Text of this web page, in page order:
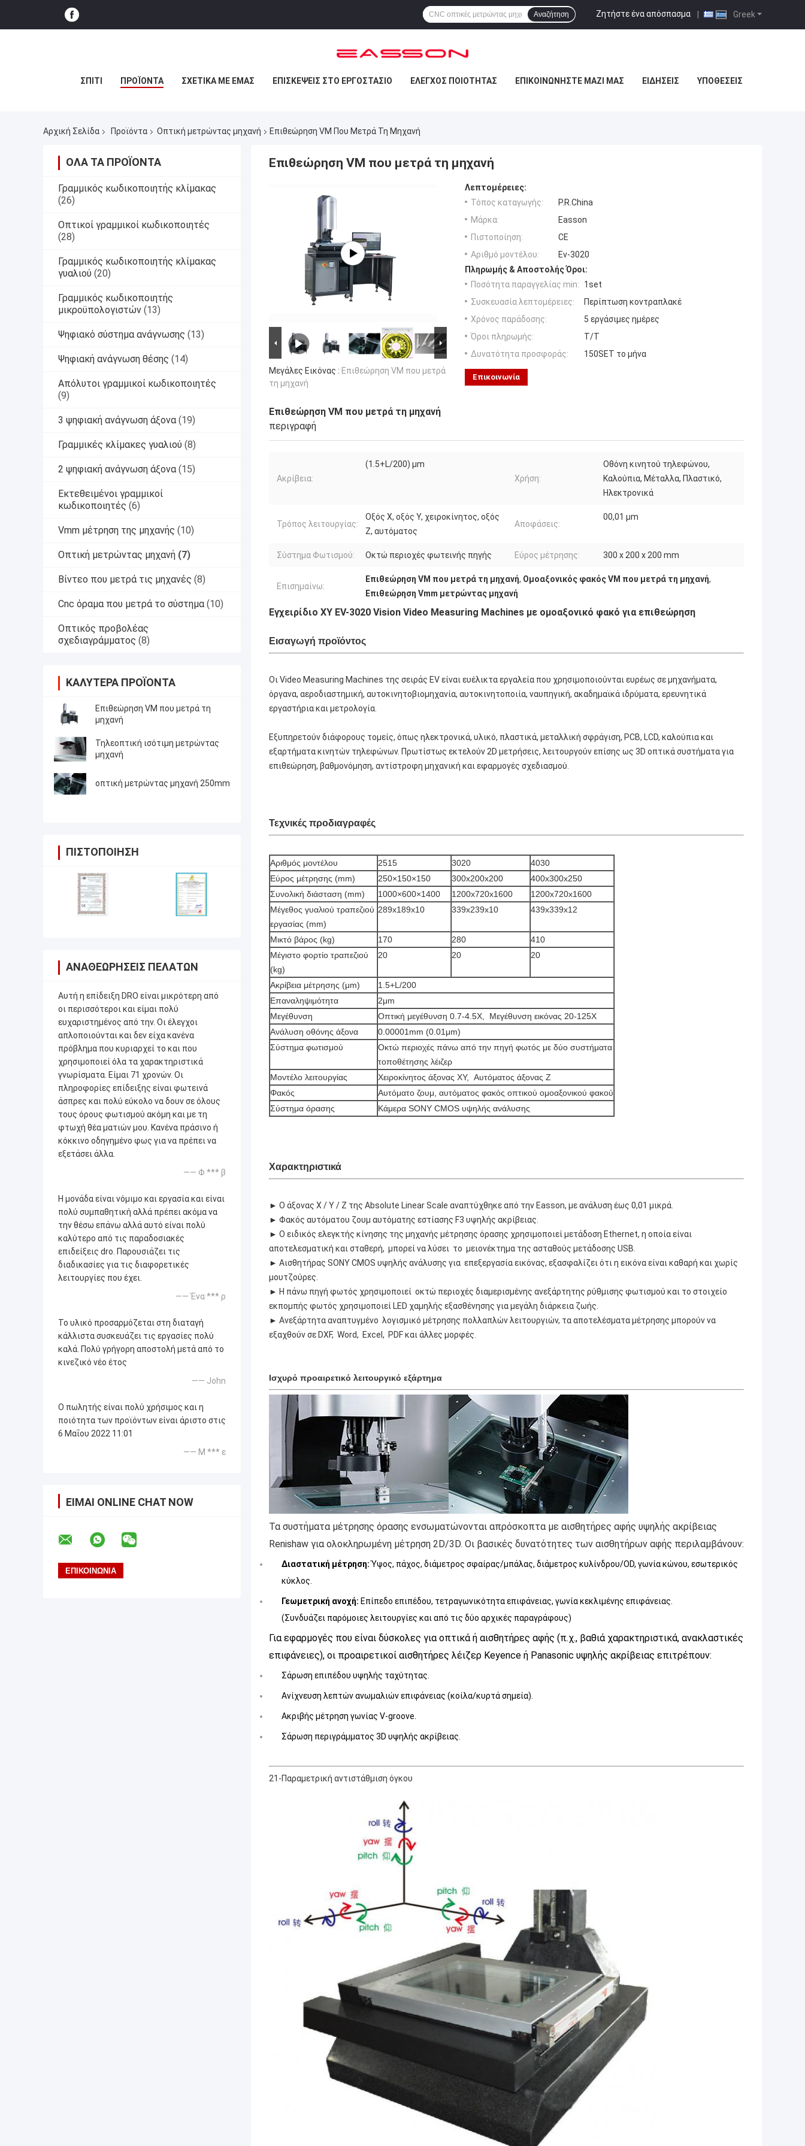
Greek
Ζητήστε ένα απόσπασμα |
Αναζήτηση
ΣΠΊΤΙ ΠΡΟΪΌΝΤΑ ΣΧΕΤΙΚΆ ΜΕ ΕΜΆΣ ΕΠΙΣΚΈΨΕΙΣ ΣΤΟ ΕΡΓΟΣΤΆΣΙΟ ΈΛΕΓΧΟΣ ΠΟΙΌΤΗΤΑΣ ΕΠΙΚΟΙΝΩΝΉΣΤΕ ΜΑΖΊ ΜΑΣ ΕΙΔΉΣΕΙΣ ΥΠΟΘΈΣΕΙΣ
Αρχική Σελίδα Προϊόντα Οπτική μετρώντας μηχανή Επιθεώρηση VM Που Μετρά Τη Μηχανή
ΌΛΑ ΤΑ ΠΡΟΪΌΝΤΑ
Γραμμικός κωδικοποιητής κλίμακας
(26)
Οπτικοί γραμμικοί κωδικοποιητές
(28)
Γραμμικός κωδικοποιητής κλίμακας
γυαλιού (20)
Γραμμικός κωδικοποιητής
μικροϋπολογιστών (13)
Ψηφιακό σύστημα ανάγνωσης (13)
Ψηφιακή ανάγνωση θέσης (14)
Απόλυτοι γραμμικοί κωδικοποιητές
(9)
3 ψηφιακή ανάγνωση άξονα (19)
Γραμμικές κλίμακες γυαλιού (8)
2 ψηφιακή ανάγνωση άξονα (15)
Εκτεθειμένοι γραμμικοί
κωδικοποιητές (6)
Vmm μέτρηση της μηχανής (10)
Οπτική μετρώντας μηχανή (7)
Βίντεο που μετρά τις μηχανές (8)
Cnc όραμα που μετρά το σύστημα (10)
Οπτικός προβολέας
σχεδιαγράμματος (8)
ΚΑΛΎΤΕΡΑ ΠΡΟΪΌΝΤΑ
Επιθεώρηση VM που μετρά τη
μηχανή
Τηλεοπτική ισότιμη μετρώντας
μηχανή
οπτική μετρώντας μηχανή 250mm
ΠΙΣΤΟΠΟΊΗΣΗ
ΑΝΑΘΕΩΡΉΣΕΙΣ ΠΕΛΑΤΏΝ
Αυτή η επίδειξη DRO είναι μικρότερη από
οι περισσότεροι και είμαι πολύ
ευχαριστημένος από την. Οι έλεγχοι
απλοποιούνται και δεν είχα κανένα
πρόβλημα που κυριαρχεί το και που
χρησιμοποιεί όλα τα χαρακτηριστικά
γνωρίσματα. Είμαι 71 χρονών. Οι
πληροφορίες επίδειξης είναι φωτεινά
άσπρες και πολύ εύκολο να δουν σε όλους
τους όρους φωτισμού ακόμη και με τη
φτωχή θέα ματιών μου. Κανένα πράσινο ή
κόκκινο οδηγημένο φως για να πρέπει να
εξετάσει άλλα.
—— Φ *** β
Η μονάδα είναι νόμιμο και εργασία και είναι
πολύ συμπαθητική αλλά πρέπει ακόμα να
την θέσω επάνω αλλά αυτό είναι πολύ
καλύτερο από τις παραδοσιακές
επιδείξεις dro. Παρουσιάζει τις
διαδικασίες για τις διαφορετικές
λειτουργίες που έχει.
—— Ένα *** ρ
Το υλικό προσαρμόζεται στη διαταγή
κάλλιστα συσκευάζει τις εργασίες πολύ
καλά. Πολύ γρήγορη αποστολή μετά από το
κινεζικό νέο έτος
—— John
Ο πωλητής είναι πολύ χρήσιμος και η
ποιότητα των προϊόντων είναι άριστο στις
6 Μαΐου 2022 11:01
—— Μ *** ε
ΕΊΜΑΙ ONLINE CHAT NOW
Επιθεώρηση VM που μετρά τη μηχανή
Μεγάλες Εικόνας : Επιθεώρηση VM που μετρά
τη μηχανή
Λεπτομέρειες:
Τόπος καταγωγής:
P.R.China
Μάρκα:
Easson
Πιστοποίηση:
CE
Αριθμό μοντέλου:
Ev-3020
Πληρωμής & Αποστολής Όροι:
Ποσότητα παραγγελίας min:
1set
Συσκευασία λεπτομέρειες:
Περίπτωση κοντραπλακέ
Χρόνος παράδοσης:
5 εργάσιμες ημέρες
Όροι πληρωμής:
T/T
Δυνατότητα προσφοράς:
150SET το μήνα
Επικοινωνία
Επιθεώρηση VM που μετρά τη μηχανή
περιγραφή
Ακρίβεια:
(1.5+L/200) μm
Χρήση:
Οθόνη κινητού τηλεφώνου,
Καλούπια, Μέταλλα, Πλαστικό,
Ηλεκτρονικά
Τρόπος λειτουργίας:
Οξός X, οξός Y, χειροκίνητος, οξός
Z, αυτόματος
Αποφάσεις:
00,01 μm
Σύστημα Φωτισμού: Οκτώ περιοχές φωτεινής πηγής Εύρος μέτρησης: 300 x 200 x 200 mm
Επισημαίνω:
Επιθεώρηση VM που μετρά τη μηχανή, Ομοαξονικός φακός VM που μετρά τη μηχανή,
Επιθεώρηση Vmm μετρώντας μηχανή
Εγχειρίδιο XY EV-3020 Vision Video Measuring Machines με ομοαξονικό φακό για επιθεώρηση
Εισαγωγή προϊόντος
Οι Video Measuring Machines της σειράς EV είναι ευέλικτα εργαλεία που χρησιμοποιούνται ευρέως σε μηχανήματα,
όργανα, αεροδιαστημική, αυτοκινητοβιομηχανία, αυτοκινητοποιία, ναυπηγική, ακαδημαϊκά ιδρύματα, ερευνητικά
εργαστήρια και μετρολογία.
Εξυπηρετούν διάφορους τομείς, όπως ηλεκτρονικά, υλικό, πλαστικά, μεταλλική σφράγιση, PCB, LCD, καλούπια και
εξαρτήματα κινητών τηλεφώνων. Πρωτίστως εκτελούν 2D μετρήσεις, λειτουργούν επίσης ως 3D οπτικά συστήματα για
επιθεώρηση, βαθμονόμηση, αντίστροφη μηχανική και εφαρμογές σχεδιασμού.
Τεχνικές προδιαγραφές
Αριθμός μοντέλου 2515 3020
4030
Εύρος μέτρησης (mm)
250×150×150 300x200x200
400x300x250
Συνολική διάσταση (mm)
1000×600×1400 1200x720x1600
1200x720x1600
Μέγεθος γυαλιού τραπεζιού
εργασίας (mm)
289x189x10 339x239x10 439x339x12
Μικτό βάρος (kg) 170 280
410
Μέγιστο φορτίο τραπεζιού
(kg)
20 20 20
Ακρίβεια μέτρησης (μm)
1.5+L/200
Επαναληψιμότητα
2μm
Μεγέθυνση
Οπτική μεγέθυνση 0.7-4.5X, Μεγέθυνση εικόνας 20-125X
Ανάλυση οθόνης άξονα
0.00001mm (0.01μm)
Σύστημα φωτισμού
Οκτώ περιοχές πάνω από την πηγή φωτός με δύο συστήματα
τοποθέτησης λέιζερ
Μοντέλο λειτουργίας
Χειροκίνητος άξονας XY, Αυτόματος άξονας Z
Φακός
Αυτόματο ζουμ, αυτόματος φακός οπτικού ομοαξονικού φακού
Σύστημα όρασης
Κάμερα SONY CMOS υψηλής ανάλυσης
Χαρακτηριστικά
► Ο άξονας X / Y / Z της Absolute Linear Scale αναπτύχθηκε από την Easson, με ανάλυση έως 0,01 μικρά.
► Φακός αυτόματου ζουμ αυτόματης εστίασης F3 υψηλής ακρίβειας.
► Ο ειδικός ελεγκτής κίνησης της μηχανής μέτρησης όρασης χρησιμοποιεί μετάδοση Ethernet, η οποία είναι
αποτελεσματική και σταθερή, μπορεί να λύσει το μειονέκτημα της ασταθούς μετάδοσης USB.
► Αισθητήρας SONY CMOS υψηλής ανάλυσης για επεξεργασία εικόνας, εξασφαλίζει ότι η εικόνα είναι καθαρή και χωρίς
μουτζούρες.
► Η πάνω πηγή φωτός χρησιμοποιεί οκτώ περιοχές διαμερισμένης ανεξάρτητης ρύθμισης φωτισμού και το στοιχείο
εκπομπής φωτός χρησιμοποιεί LED χαμηλής εξασθένησης για μεγάλη διάρκεια ζωής.
► Ανεξάρτητα αναπτυγμένο λογισμικό μέτρησης πολλαπλών λειτουργιών, τα αποτελέσματα μέτρησης μπορούν να
εξαχθούν σε DXF, Word, Excel, PDF και άλλες μορφές.
Ισχυρό προαιρετικό λειτουργικό εξάρτημα
Τα συστήματα μέτρησης όρασης ενσωματώνονται απρόσκοπτα με αισθητήρες αφής υψηλής ακρίβειας
Renishaw για ολοκληρωμένη μέτρηση 2D/3D. Οι βασικές δυνατότητες των αισθητήρων αφής περιλαμβάνουν:
Διαστατική μέτρηση:‌ Ύψος, πάχος, διάμετρος σφαίρας/μπάλας, διάμετρος κυλίνδρου/OD, γωνία κώνου, εσωτερικός
κύκλος.
Γεωμετρική ανοχή: ‌ Επίπεδο επιπέδου, τετραγωνικότητα επιφάνειας, γωνία κεκλιμένης επιφάνειας.
(Συνδυάζει παρόμοιες λειτουργίες και από τις δύο αρχικές παραγράφους)
Για εφαρμογές που είναι δύσκολες για οπτικά ή αισθητήρες αφής (π.χ., βαθιά χαρακτηριστικά, ανακλαστικές
επιφάνειες), οι προαιρετικοί αισθητήρες λέιζερ Keyence ή Panasonic υψηλής ακρίβειας επιτρέπουν:
Σάρωση επιπέδου υψηλής ταχύτητας.
Ανίχνευση λεπτών ανωμαλιών επιφάνειας (κοίλα/κυρτά σημεία).
Ακριβής μέτρηση γωνίας V-groove.
Σάρωση περιγράμματος 3D υψηλής ακρίβειας.
21-Παραμετρική αντιστάθμιση όγκου